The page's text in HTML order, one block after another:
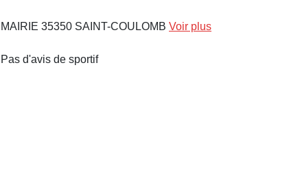
MAIRIE 35350 SAINT-COULOMB Voir plus
Pas d'avis de sportif